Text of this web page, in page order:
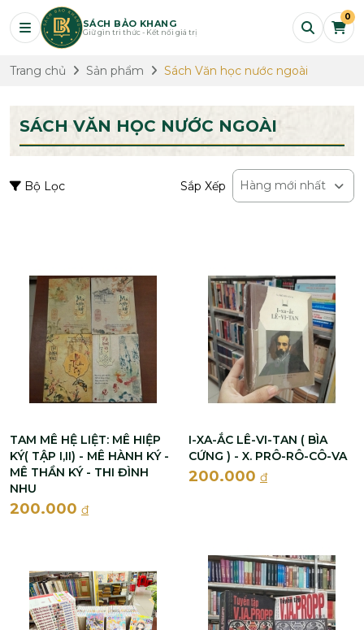
SÁCH BẢO KHANG
Giữ gìn tri thức - Kết nối giá trị
0
Trang chủ Sản phẩm Sách Văn học nước ngoài
SÁCH VĂN HỌC NƯỚC NGOÀI
Bộ Lọc Sắp Xếp Hàng mới nhất
TAM MÊ HỆ LIỆT: MÊ HIỆP
KÝ( TẬP I,II) - MÊ HÀNH KÝ -
MÊ THẦN KÝ - THI ĐÌNH
NHU
200.000 đ
I-XA-ẮC LÊ-VI-TAN ( BÌA
CỨNG ) - X. PRÔ-RÔ-CÔ-VA
200.000 đ